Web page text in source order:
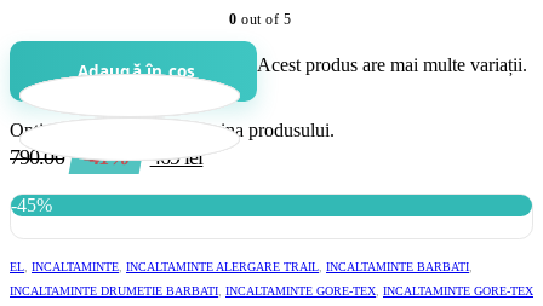
0 out of 5
Adaugă în coș Acest produs are mai multe variații.
Opțiunile pot fi alese în pagina produsului.
790.00 -41% 469lei
-45%
EL INCALTAMINTE INCALTAMINTE ALERGARE TRAIL INCALTAMINTE BARBATI
INCALTAMINTE DRUMETIE BARBATI INCALTAMINTE GORE-TEX INCALTAMINTE GORE-TEX